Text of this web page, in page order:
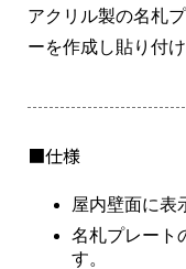
アクリル製の名札
ーを作成し貼り付
■仕様
屋内壁面に表
名札プレート
す。